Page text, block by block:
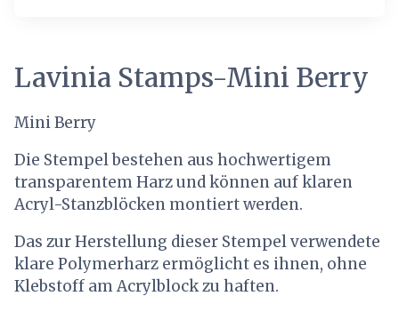
Lavinia Stamps-Mini Berry
Mini Berry
Die Stempel bestehen aus hochwertigem
transparentem Harz und können auf klaren
Acryl-Stanzblöcken montiert werden.
Das zur Herstellung dieser Stempel verwendete
klare Polymerharz ermöglicht es ihnen, ohne
Klebstoff am Acrylblock zu haften.